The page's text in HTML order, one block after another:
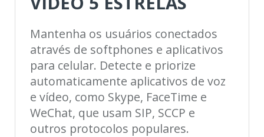
Mantenha os usuários conectados
através de softphones e aplicativos
para celular. Detecte e priorize
automaticamente aplicativos de voz
e vídeo, como Skype, FaceTime e
WeChat, que usam SIP, SCCP e
outros protocolos populares.